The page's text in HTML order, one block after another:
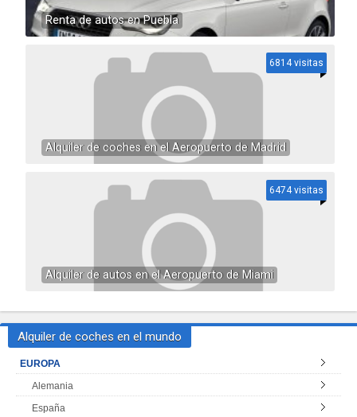
Renta de autos en Puebla
Alquiler de coches en el Aeropuerto de Madrid
6814 visitas
Alquiler de autos en el Aeropuerto de Miami
6474 visitas
Alquiler de coches en el mundo
EUROPA
Alemania
España